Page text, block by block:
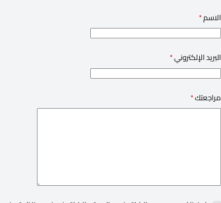
الاسم*
البريد الإلكتروني*
مراجعتك*